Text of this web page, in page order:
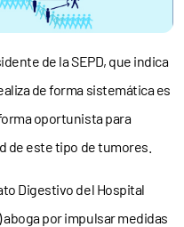
de la SEPD, que indica
de forma sistemática es
oportunista para
de este tipo de tumores.
Digestivo del Hospital
aboga por impulsar medidas